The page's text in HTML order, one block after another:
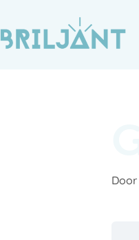
de
inhoud
Door